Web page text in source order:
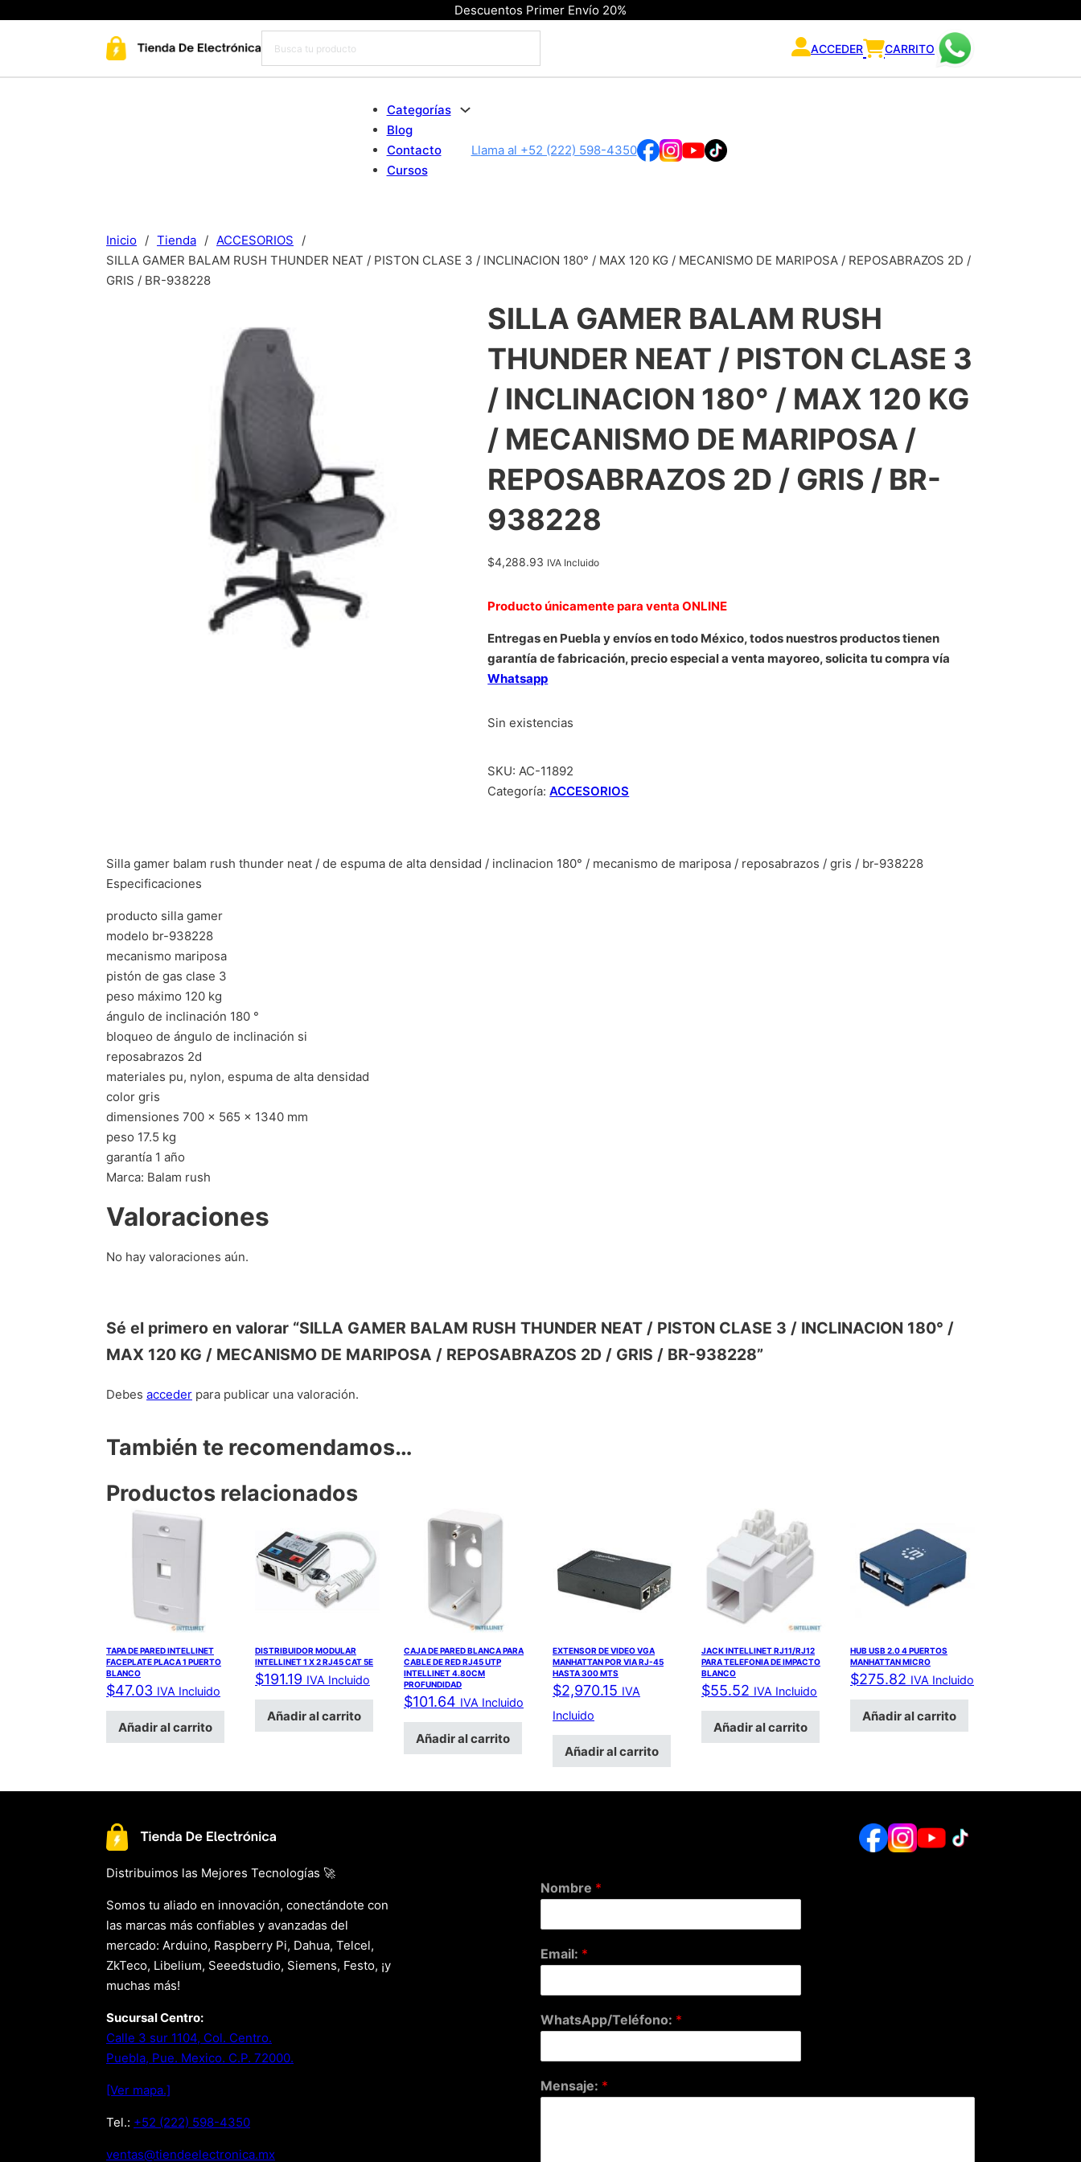
Descuentos Primer Envío 20%
ACCEDER CARRITO
Categorías
Blog
Contacto
Cursos
Llama al +52 (222) 598-4350
Inicio / Tienda / ACCESORIOS
/
SILLA GAMER BALAM RUSH THUNDER NEAT / PISTON CLASE 3 / INCLINACION 180° / MAX 120 KG / MECANISMO DE MARIPOSA / REPOSABRAZOS 2D /
GRIS / BR-938228
SILLA GAMER BALAM RUSH
THUNDER NEAT / PISTON CLASE 3
/ INCLINACION 180° / MAX 120 KG
/ MECANISMO DE MARIPOSA /
REPOSABRAZOS 2D / GRIS / BR-
938228
$4,288.93 IVA Incluido
Producto únicamente para venta ONLINE
Entregas en Puebla y envíos en todo México, todos nuestros productos tienen
garantía de fabricación, precio especial a venta mayoreo, solicita tu compra vía
Whatsapp
Sin existencias
SKU:AC-11892
Categoría:ACCESORIOS
Silla gamer balam rush thunder neat / de espuma de alta densidad / inclinacion 180° / mecanismo de mariposa / reposabrazos / gris / br-938228
Especificaciones
producto silla gamer
modelo br-938228
mecanismo mariposa
pistón de gas clase 3
peso máximo 120 kg
ángulo de inclinación 180 °
bloqueo de ángulo de inclinación si
reposabrazos 2d
materiales pu, nylon, espuma de alta densidad
color gris
dimensiones 700 x 565 x 1340 mm
peso 17.5 kg
garantía 1 año
Marca: Balam rush
Valoraciones
No hay valoraciones aún.
Sé el primero en valorar “SILLA GAMER BALAM RUSH THUNDER NEAT / PISTON CLASE 3 / INCLINACION 180° /
MAX 120 KG / MECANISMO DE MARIPOSA / REPOSABRAZOS 2D / GRIS / BR-938228”
Debes acceder para publicar una valoración.
También te recomendamos…
Productos relacionados
TAPA DE PARED INTELLINET
FACEPLATE PLACA 1 PUERTO
BLANCO
$47.03 IVA Incluido
Añadir al carrito
DISTRIBUIDOR MODULAR
INTELLINET 1 X 2 RJ45 CAT 5E
$191.19 IVA Incluido
Añadir al carrito
CAJA DE PARED BLANCA PARA
CABLE DE RED RJ45 UTP
INTELLINET 4.80CM
PROFUNDIDAD
$101.64 IVA Incluido
Añadir al carrito
EXTENSOR DE VIDEO VGA
MANHATTAN POR VIA RJ-45
HASTA 300 MTS
$2,970.15 IVA
Incluido
Añadir al carrito
JACK INTELLINET RJ11/RJ12
PARA TELEFONIA DE IMPACTO
BLANCO
$55.52 IVA Incluido
Añadir al carrito
HUB USB 2.0 4 PUERTOS
MANHATTAN MICRO
$275.82 IVA Incluido
Añadir al carrito
Distribuimos las Mejores Tecnologías 🚀
Somos tu aliado en innovación, conectándote con
las marcas más confiables y avanzadas del
mercado: Arduino, Raspberry Pi, Dahua, Telcel,
ZkTeco, Libelium, Seeedstudio, Siemens, Festo, ¡y
muchas más!
Sucursal Centro:
Calle 3 sur 1104, Col. Centro.
Puebla, Pue. Mexico. C.P. 72000.
[Ver mapa.]
Tel.: +52 (222) 598-4350
xm.acinortceleedneit@satnev
Nombre *
Email: *
WhatsApp/Teléfono: *
Mensaje: *